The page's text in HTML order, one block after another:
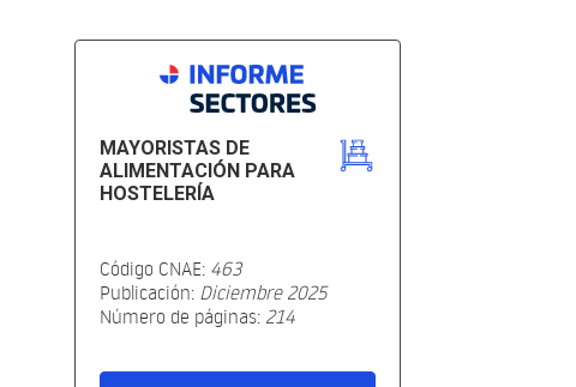
MAYORISTAS DE
ALIMENTACIÓN PARA
HOSTELERÍA
Código CNAE: 463
Publicación: Diciembre 2025
Número de páginas: 214